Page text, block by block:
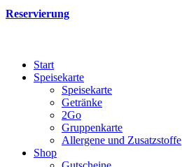
Reservierung
Start
Speisekarte
Speisekarte
Getränke
2Go
Gruppenkarte
Allergene und Zusatzstoffe
Shop